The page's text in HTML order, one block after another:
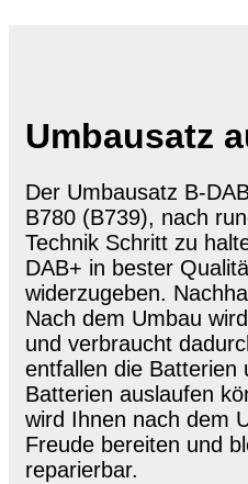
Umbausatz
Der Umbausatz B-
B780 (B739), nach
Technik Schritt zu
DAB+ in bester
widerzugeben.
Nach dem Umbau
und verbraucht
entfallen die Batterien
Batterien auslaufen
wird Ihnen nach dem
Freude bereiten und
reparierbar.